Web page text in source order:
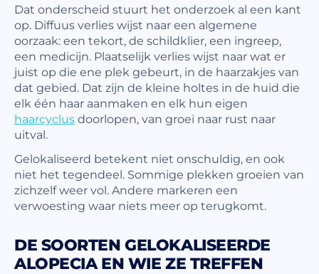
Dat onderscheid stuurt het onderzoek al een kant
op. Diffuus verlies wijst naar een algemene
oorzaak: een tekort, de schildklier, een ingreep,
een medicijn. Plaatselijk verlies wijst naar wat er
juist op die ene plek gebeurt, in de haarzakjes van
dat gebied. Dat zijn de kleine holtes in de huid die
elk één haar aanmaken en elk hun eigen
haarcyclusdoorlopen, van groei naar rust naar
uitval.
Gelokaliseerd betekent niet onschuldig, en ook
niet het tegendeel. Sommige plekken groeien van
zichzelf weer vol. Andere markeren een
verwoesting waar niets meer op terugkomt.
DE SOORTEN GELOKALISEERDE
ALOPECIA EN WIE ZE TREFFEN